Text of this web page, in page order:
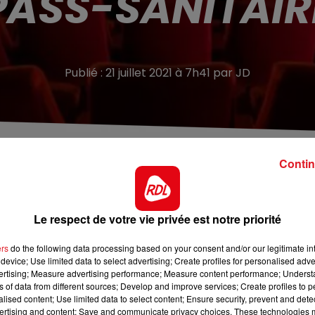
Publié : 21 juillet 2021 à 7h41 par JD
en place jeudi 22 et dimanche 25 juillet à 21h30 et
, le cinéma de Saint-Omer pense aux personnes non-
de ce mercredi 21 juillet dans les lieux de culture et de
met en place des jauges pour leur permettre de
sont mises en place jeudi 22 et dimanche 25 juillet
Le respect de votre vie privée est notre priorité
do the following data processing based on your consent and/or our legitimate
Use limited data to select advertising; Create profiles for personalised
Measure advertising performance; Measure content performance;
of data from different sources; Develop and improve services; Create profiles to
content; Use limited data to select content; Ensure security, prevent and
and content; Save and communicate privacy choices. These technologies